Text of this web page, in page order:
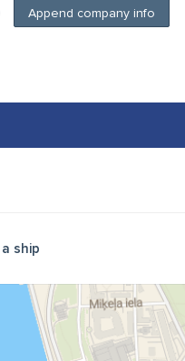
Append company info
ship